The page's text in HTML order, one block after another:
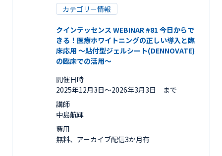
カテゴリー情報
クインテッセンス WEBINAR #81 今日からで
きる！医療ホワイトニングの正しい導入と臨
床応用 ～貼付型ジェルシート(DENNOVATE)
の臨床での活用～
開催日時
2025年12月3日〜2026年3月3日 まで
講師
中島航輝
費用
無料、アーカイブ配信3か月有